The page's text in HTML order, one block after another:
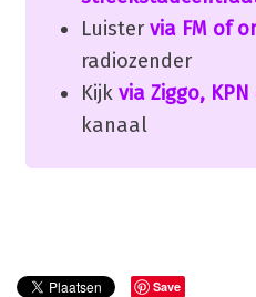
Luister via FM of
radiozender
Kijk via Ziggo,
kanaal
Save